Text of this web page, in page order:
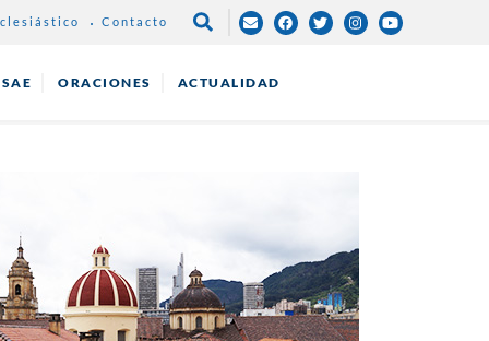
Contacto
ORACIONES ACTUALIDAD